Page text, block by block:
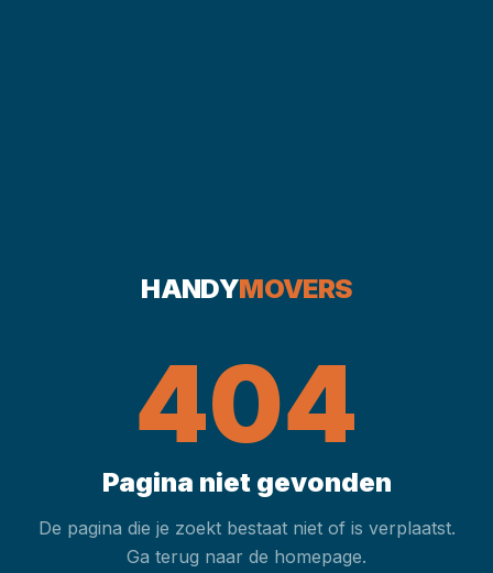
HANDYMOVERS
404
Pagina niet gevonden
De pagina die je zoekt bestaat niet of is verplaatst.
Ga terug naar de homepage.